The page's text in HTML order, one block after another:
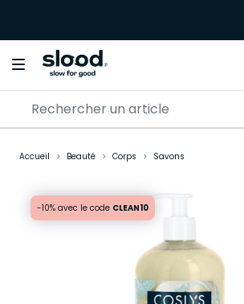
Accueil Beauté Corps Savons
-10% avec le code CLEAN10